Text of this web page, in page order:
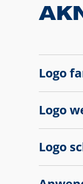
Logo
Logo
Logo